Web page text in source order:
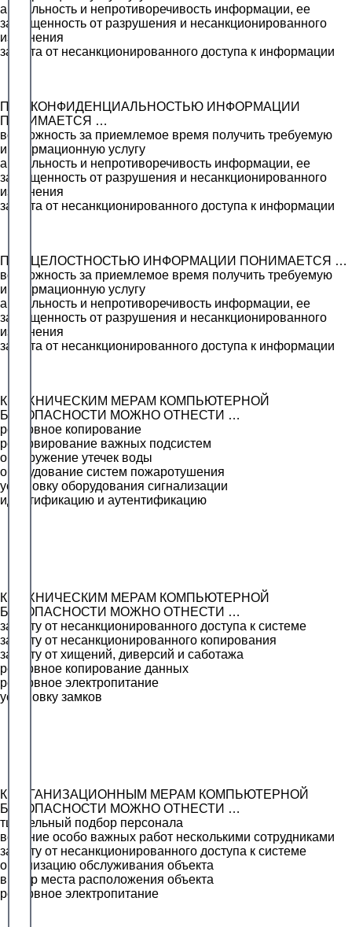
актуальность и непротиворечивость информации, ее
защищенность от разрушения и несанкционированного
изменения
защита от несанкционированного доступа к информации
ПОД КОНФИДЕНЦИАЛЬНОСТЬЮ ИНФОРМАЦИИ
ПОНИМАЕТСЯ …
возможность за приемлемое время получить требуемую
информационную услугу
актуальность и непротиворечивость информации, ее
защищенность от разрушения и несанкционированного
изменения
защита от несанкционированного доступа к информации
ПОД ЦЕЛОСТНОСТЬЮ ИНФОРМАЦИИ ПОНИМАЕТСЯ …
возможность за приемлемое время получить требуемую
информационную услугу
актуальность и непротиворечивость информации, ее
защищенность от разрушения и несанкционированного
изменения
защита от несанкционированного доступа к информации
К ТЕХНИЧЕСКИМ МЕРАМ КОМПЬЮТЕРНОЙ
БЕЗОПАСНОСТИ МОЖНО ОТНЕСТИ …
резервное копирование
резервирование важных подсистем
обнаружение утечек воды
оборудование систем пожаротушения
установку оборудования сигнализации
идентификацию и аутентификацию
К ТЕХНИЧЕСКИМ МЕРАМ КОМПЬЮТЕРНОЙ
БЕЗОПАСНОСТИ МОЖНО ОТНЕСТИ …
защиту от несанкционированного доступа к системе
защиту от несанкционированного копирования
защиту от хищений, диверсий и саботажа
резервное копирование данных
резервное электропитание
установку замков
К ОРГАНИЗАЦИОННЫМ МЕРАМ КОМПЬЮТЕРНОЙ
БЕЗОПАСНОСТИ МОЖНО ОТНЕСТИ …
тщательный подбор персонала
ведение особо важных работ несколькими сотрудниками
защиту от несанкционированного доступа к системе
организацию обслуживания объекта
выбор места расположения объекта
резервное электропитание